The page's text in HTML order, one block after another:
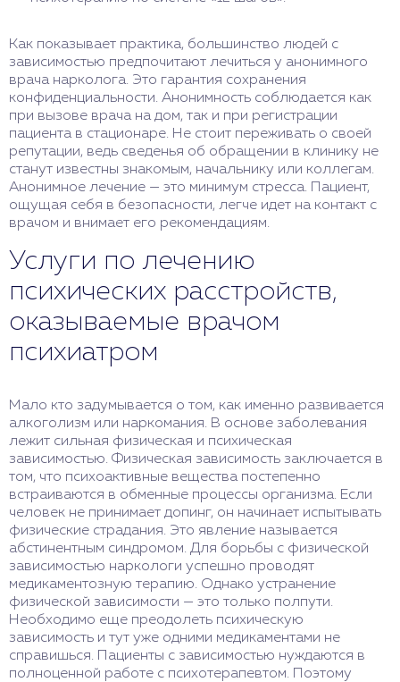
Как показывает практика, большинство людей с
зависимостью предпочитают лечиться у анонимного
врача нарколога. Это гарантия сохранения
конфиденциальности. Анонимность соблюдается как
при вызове врача на дом, так и при регистрации
пациента в стационаре. Не стоит переживать о своей
репутации, ведь сведенья об обращении в клинику не
станут известны знакомым, начальнику или коллегам.
Анонимное лечение — это минимум стресса. Пациент,
ощущая себя в безопасности, легче идет на контакт с
врачом и внимает его рекомендациям.
Услуги по лечению
психических расстройств,
оказываемые врачом
психиатром
Мало кто задумывается о том, как именно развивается
алкоголизм или наркомания. В основе заболевания
лежит сильная физическая и психическая
зависимостью. Физическая зависимость заключается в
том, что психоактивные вещества постепенно
встраиваются в обменные процессы организма. Если
человек не принимает допинг, он начинает испытывать
физические страдания. Это явление называется
абстинентным синдромом. Для борьбы с физической
зависимостью наркологи успешно проводят
медикаментозную терапию. Однако устранение
физической зависимости — это только полпути.
Необходимо еще преодолеть психическую
зависимость и тут уже одними медикаментами не
справишься. Пациенты с зависимостью нуждаются в
полноценной работе с психотерапевтом. Поэтому